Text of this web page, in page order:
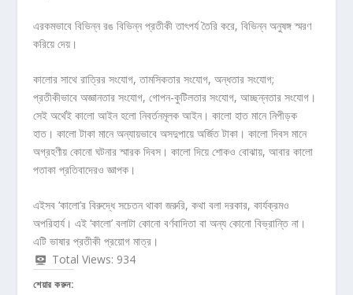
এরকমভাবে বিভিন্ন রঙ বিভিন্ন প্রতীকী তাৎপর্য তৈরি করে, বিভিন্ন অনুষঙ্গ স্মরণ
করিয়ে দেয়।
কালোর সাথে রাত্রির সংযোগ, তামসিকতার সংযোগ, অন্ধতার সংযোগ;
প্রতীকীভাবে অজ্ঞানতার সংযোগ, গোপন-কুটিলতার সংযোগ, আচ্ছন্নতার সংযোগ।
সেই অর্থেই কালো আইন হলো নিবর্তনমূলক আইন। কালো হাত মানে নিপীড়ক
হাত। কালো টাকা মানে অন্যায়ভাবে অসদুপায়ে অর্জিত টাকা। কালো দিবস মানে
অগ্রহণীয় কোনো ঘটনার স্মারক দিবস। কালো দিয়ে শোকও বোঝায়, আবার কালো
পতাকা প্রতিবাদেরও জ্ঞাপক।
এইসব ‘কালো’র বিরুদ্ধে সচেতন থাকা জরুরি, কথা বলা দরকার, কার্যক্রমও
অপরিহার্য। এই ‘কালো’ বলাটা কোনো বর্ণবাদিতা বা অন্য কোনো বিভ্রান্তি না।
এটি ভাষার প্রতীকী প্রয়োগ মাত্র।
Total Views: 934
শেয়ার করুন: